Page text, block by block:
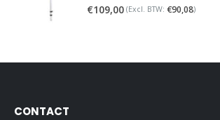
5.00out of 5
€109,00 (Excl. BTW: €90,08)
CONTACT